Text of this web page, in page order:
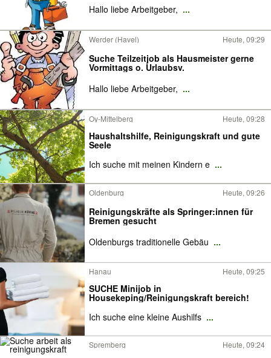
Hallo liebe Arbeitgeber, ...
Werder (Havel) Heute, 09:29
Suche Teilzeitjob als Hausmeister gerne
Vormittags o. Urlaubsv.
Hallo liebe Arbeitgeber, ...
Oy-Mittelberg Heute, 09:28
Haushaltshilfe, Reinigungskraft und gute
Seele
Ich suche mit meinen Kindern e ...
Oldenburg Heute, 09:26
Reinigungskräfte als Springer:innen für
Bremen gesucht
Oldenburgs traditionelle Gebäu ...
Hanau Heute, 09:25
SUCHE Minijob in
Housekeping/Reinigungskraft bereich!
Ich suche eine kleine Aushilfs ...
Spremberg Heute, 09:24